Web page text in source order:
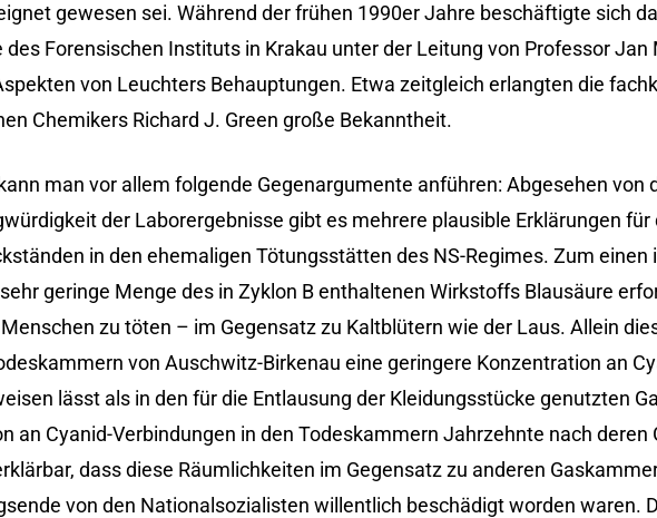
gewesen sei. Während der frühen 1990er Jahre beschäftigte sich
Forensischen Instituts in Krakau unter der Leitung von Professor
von Leuchters Behauptungen. Etwa zeitgleich erlangten die
Chemikers Richard J. Green große Bekanntheit.
man vor allem folgende Gegenargumente anführen: Abgesehen von
der Laborergebnisse gibt es mehrere plausible Erklärungen für
in den ehemaligen Tötungsstätten des NS-Regimes. Zum einen
geringe Menge des in Zyklon B enthaltenen Wirkstoffs Blausäure
zu töten – im Gegensatz zu Kaltblütern wie der Laus. Allein
von Auschwitz-Birkenau eine geringere Konzentration an
lässt als in den für die Entlausung der Kleidungsstücke genutzten
an Cyanid-Verbindungen in den Todeskammern Jahrzehnte nach deren
dass diese Räumlichkeiten im Gegensatz zu anderen
von den Nationalsozialisten willentlich beschädigt worden waren.